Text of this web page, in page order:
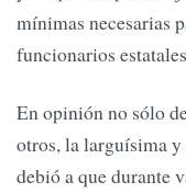
mínimas necesarias
funcionarios
En opinión no sólo
otros, la larguísima y
debió a que durante